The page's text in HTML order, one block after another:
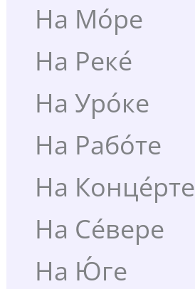
На Мо́ре
На Реке́
На Уро́ке
На Рабо́те
На Конце́рте
На Се́вере
На Ю́ге